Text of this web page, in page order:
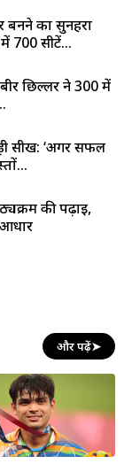
बनने का सुनहरा
700 सीटें...
छिल्लर ने 300 में
सीख: ‘अगर सफल
की पढ़ाई,
और पढ़ें➤